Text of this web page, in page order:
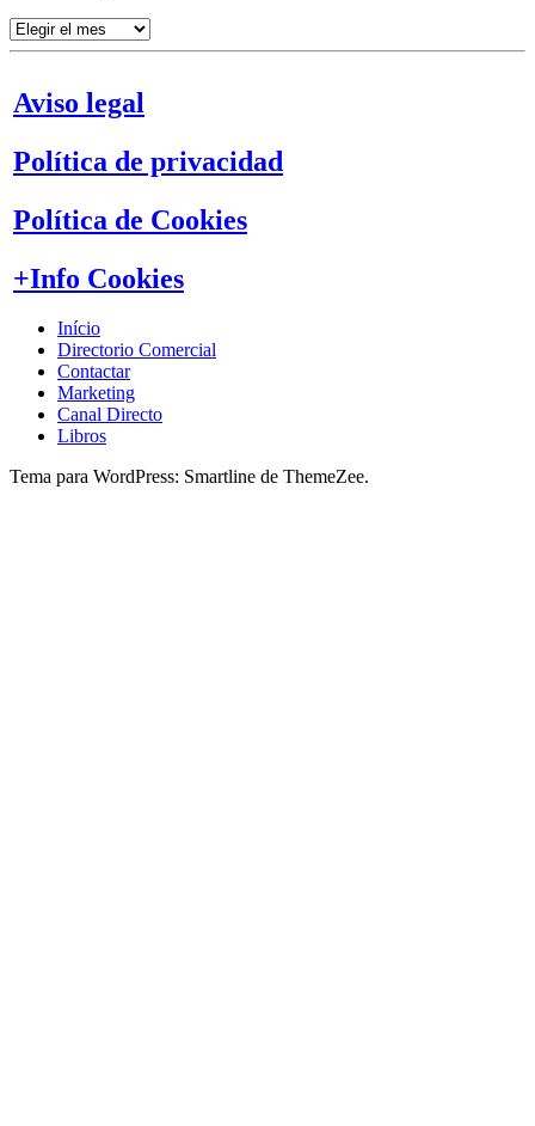
Artículos
por
Aviso legal
Política de privacidad
Política de Cookies
+Info Cookies
Início
Directorio Comercial
Contactar
Marketing
Canal Directo
Libros
Tema para WordPress: Smartline de ThemeZee.